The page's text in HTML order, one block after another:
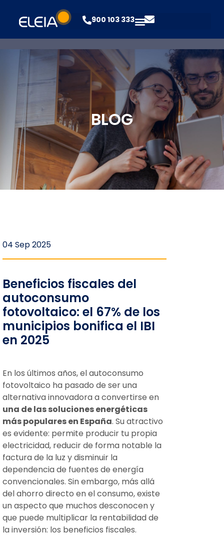
900 103 333
BLOG
04 Sep 2025
Beneficios fiscales del
autoconsumo
fotovoltaico: el 67% de los
municipios bonifica el IBI
en 2025
En los últimos años, el autoconsumo
fotovoltaico ha pasado de ser una
alternativa innovadora a convertirse en
una de las soluciones energéticas
más populares en España. Su atractivo
es evidente: permite producir tu propia
electricidad, reducir de forma notable la
factura de la luz y disminuir la
dependencia de fuentes de energía
convencionales. Sin embargo, más allá
del ahorro directo en el consumo, existe
un aspecto que muchos desconocen y
que puede multiplicar la rentabilidad de
la inversión: los beneficios fiscales.